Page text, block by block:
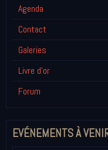
Agenda
Contact
Galeries
Livre d'or
Forum
EVÉNEMENTS À